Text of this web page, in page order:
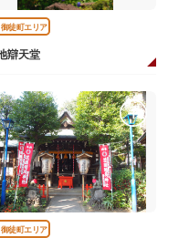
御徒町エリア
辯天堂
御徒町エリア